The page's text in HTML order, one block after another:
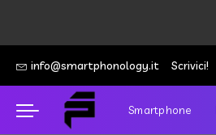
info@smartphonology.it Scrivici!
Smartphone